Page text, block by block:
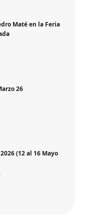
Maté en la Feria
26
(12 al 16 Mayo